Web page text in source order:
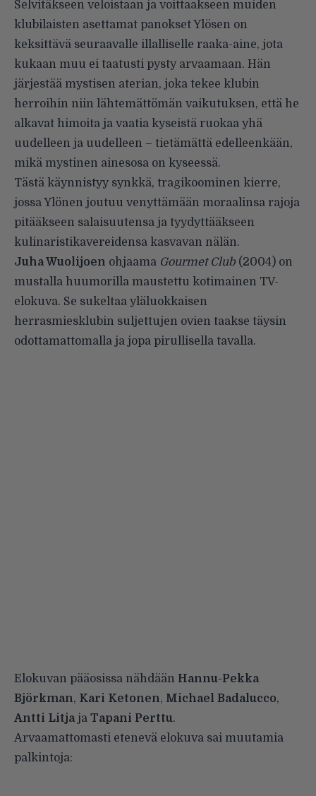
Selvitäkseen veloistaan ja voittaakseen muiden
klubilaisten asettamat panokset Ylösen on
keksittävä seuraavalle illalliselle raaka-aine, jota
kukaan muu ei taatusti pysty arvaamaan. Hän
järjestää mystisen aterian, joka tekee klubin
herroihin niin lähtemättömän vaikutuksen, että he
alkavat himoita ja vaatia kyseistä ruokaa yhä
uudelleen ja uudelleen – tietämättä edelleenkään,
mikä mystinen ainesosa on kyseessä.
Tästä käynnistyy synkkä, tragikoominen kierre,
jossa Ylönen joutuu venyttämään moraalinsa rajoja
pitääkseen salaisuutensa ja tyydyttääkseen
kulinaristikavereidensa kasvavan nälän.
Juha Wuolijoen ohjaama Gourmet Club (2004) on
mustalla huumorilla maustettu kotimainen TV-
elokuva. Se sukeltaa yläluokkaisen
herrasmiesklubin suljettujen ovien taakse täysin
odottamattomalla ja jopa pirullisella tavalla.
Elokuvan pääosissa nähdään Hannu-Pekka
Björkman, Kari Ketonen, Michael Badalucco,
Antti Litjaja Tapani Perttu.
Arvaamattomasti etenevä elokuva sai muutamia
palkintoja: